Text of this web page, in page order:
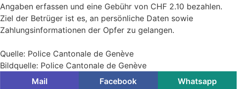
Angaben erfassen und eine Gebühr von CHF 2.10 bezahlen.
Ziel der Betrüger ist es, an persönliche Daten sowie
Zahlungsinformationen der Opfer zu gelangen.
Quelle: Police Cantonale de Genève
Bildquelle: Police Cantonale de Genève
Mail
Facebook Whatsapp